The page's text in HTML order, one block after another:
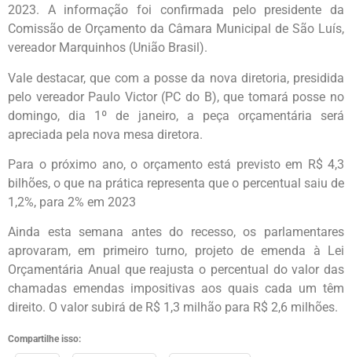
2023. A informação foi confirmada pelo presidente da
Comissão de Orçamento da Câmara Municipal de São Luís,
vereador Marquinhos (União Brasil).
Vale destacar, que com a posse da nova diretoria, presidida
pelo vereador Paulo Victor (PC do B), que tomará posse no
domingo, dia 1º de janeiro, a peça orçamentária será
apreciada pela nova mesa diretora.
Para o próximo ano, o orçamento está previsto em R$ 4,3
bilhões, o que na prática representa que o percentual saiu de
1,2%, para 2% em 2023
Ainda esta semana antes do recesso, os parlamentares
aprovaram, em primeiro turno, projeto de emenda à Lei
Orçamentária Anual que reajusta o percentual do valor das
chamadas emendas impositivas aos quais cada um têm
direito. O valor subirá de R$ 1,3 milhão para R$ 2,6 milhões.
Compartilhe isso: